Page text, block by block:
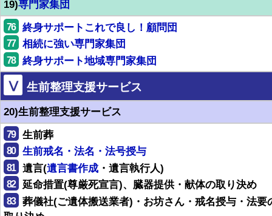
19)専門家集団
76 終身サポートこれで良し！顧問団
77 相続に強い専門家集団
78 終身サポート地域専門家集団
Ⅴ 生前整理支援サービス
20)生前整理支援サービス
79 生前葬
80 生前戒名・法名・法号授与
81 遺言(遺言書作成 ・遺言執行人)
82 延命措置(尊厳死宣言)、臓器提供・献体の取り決め
83
葬儀社(ご遺体搬送業者)・お坊さん・戒名授与・法要